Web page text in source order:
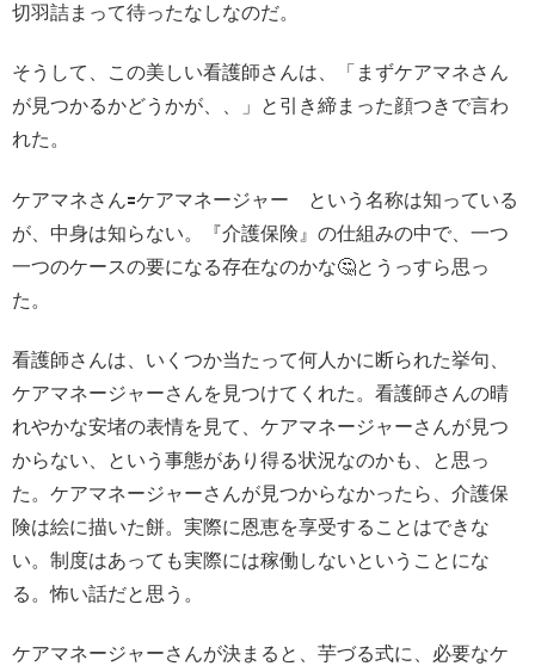
切羽詰まって待ったなしなのだ。
そうして、この美しい看護師さんは、「まずケアマネさん
が見つかるかどうかが、、」と引き締まった顔つきで言わ
れた。
ケアマネさん🟰ケアマネージャー という名称は知っている
が、中身は知らない。『介護保険』の仕組みの中で、一つ
一つのケースの要になる存在なのかな🤔とうっすら思っ
た。
看護師さんは、いくつか当たって何人かに断られた挙句、
ケアマネージャーさんを見つけてくれた。看護師さんの晴
れやかな安堵の表情を見て、ケアマネージャーさんが見つ
からない、という事態があり得る状況なのかも、と思っ
た。ケアマネージャーさんが見つからなかったら、介護保
険は絵に描いた餅。実際に恩恵を享受することはできな
い。制度はあっても実際には稼働しないということにな
る。怖い話だと思う。
ケアマネージャーさんが決まると、芋づる式に、必要なケ